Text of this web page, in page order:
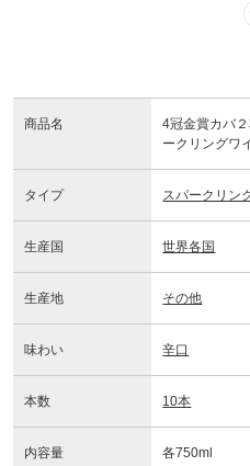
商品名
4冠金賞カバ
ークリングワ
タイプ スパークリン
生産国 世界各国
生産地 その他
味わい 辛口
本数 10本
内容量 各750ml